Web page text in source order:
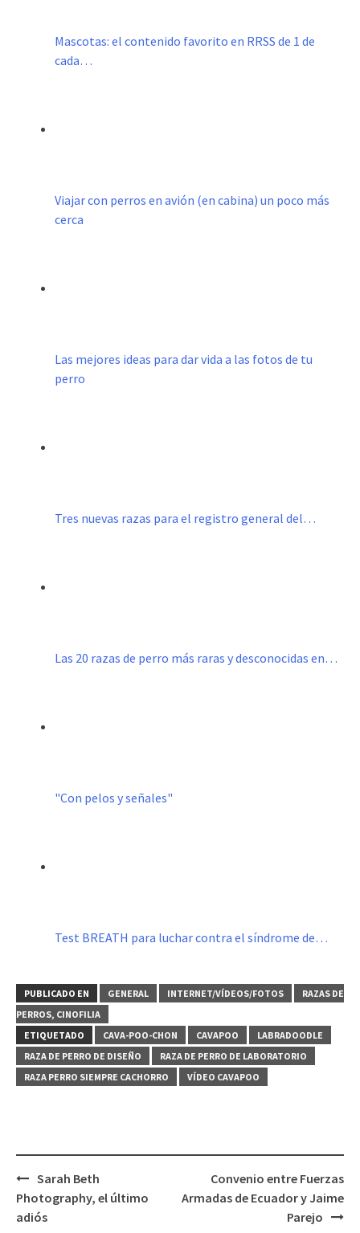
Mascotas: el contenido favorito en RRSS de 1 de
cada…
Viajar con perros en avión (en cabina) un poco más
cerca
Las mejores ideas para dar vida a las fotos de tu
perro
Tres nuevas razas para el registro general del…
Las 20 razas de perro más raras y desconocidas en…
"Con pelos y señales"
Test BREATH para luchar contra el síndrome de…
PUBLICADO EN GENERAL INTERNET/VÍDEOS/FOTOS
RAZAS DE
PERROS, CINOFILIA
ETIQUETADO
CAVA-POO-CHON CAVAPOO
LABRADOODLE
RAZA DE PERRO DE DISEÑO
RAZA DE PERRO DE LABORATORIO
RAZA PERRO SIEMPRE CACHORRO
VÍDEO CAVAPOO
Navegación
de
entradas
Sarah Beth
Photography, el último
adiós
Convenio entre Fuerzas
Armadas de Ecuador y Jaime
Parejo